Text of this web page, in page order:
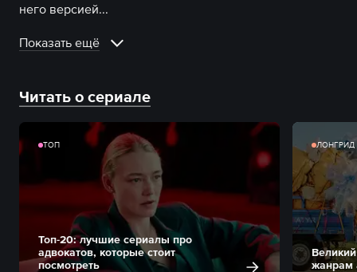
него версией...
Показать ещё
Читать о сериале
ТОП
Топ-20: лучшие сериалы про
адвокатов, которые стоит
посмотреть
ЛОНГРИД
жанрам